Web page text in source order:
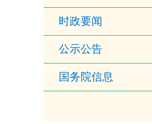
时政要闻
公示公告
国务院信息